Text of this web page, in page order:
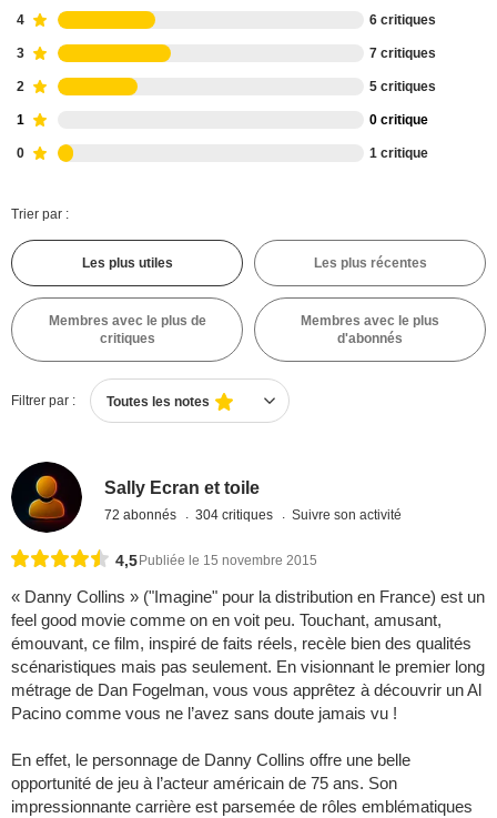
4 6 critiques
3 7 critiques
2 5 critiques
1 0 critique
0 1 critique
Trier par :
Les plus utiles Les plus récentes
Membres avec le plus de
critiques
Membres avec le plus
d'abonnés
Filtrer par : Toutes les notes
Sally Ecran et toile
72 abonnés 304 critiques Suivre son activité
4,5 Publiée le 15 novembre 2015
« Danny Collins » ("Imagine" pour la distribution en France) est un
feel good movie comme on en voit peu. Touchant, amusant,
émouvant, ce film, inspiré de faits réels, recèle bien des qualités
scénaristiques mais pas seulement. En visionnant le premier long
métrage de Dan Fogelman, vous vous apprêtez à découvrir un Al
Pacino comme vous ne l’avez sans doute jamais vu !
En effet, le personnage de Danny Collins offre une belle
opportunité de jeu à l’acteur américain de 75 ans. Son
impressionnante carrière est parsemée de rôles emblématiques